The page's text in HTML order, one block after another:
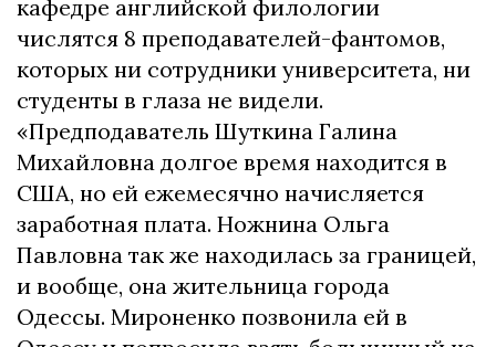
кафедре английской филологии
числятся 8 преподавателей-фантомов,
которых ни сотрудники университета, ни
студенты в глаза не видели.
«Предподаватель Шуткина Галина
Михайловна долгое время находится в
США, но ей ежемесячно начисляется
заработная плата. Ножнина Ольга
Павловна так же находилась за границей,
и вообще, она жительница города
Одессы. Мироненко позвонила ей в